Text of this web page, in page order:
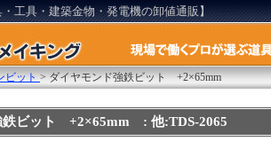
工具・建築金物・発電機の卸値通販】
ビット >ダイヤモンド強鉄ビット +2×65mm
鉄ビット +2×65mm : 他:TDS-2065